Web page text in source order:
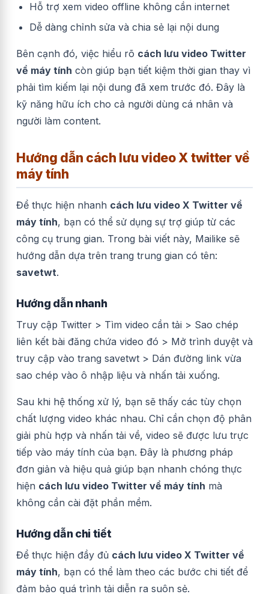
Hỗ trợ xem video offline không cần internet
Dễ dàng chỉnh sửa và chia sẻ lại nội dung
Bên cạnh đó, việc hiểu rõ cách lưu video Twitter
về máy tính còn giúp bạn tiết kiệm thời gian thay vì
phải tìm kiếm lại nội dung đã xem trước đó. Đây là
kỹ năng hữu ích cho cả người dùng cá nhân và
người làm content.
Hướng dẫn cách lưu video X twitter về
máy tính
Để thực hiện nhanh cách lưu video X Twitter về
máy tính, bạn có thể sử dụng sự trợ giúp từ các
công cụ trung gian. Trong bài viết này, Mailike sẽ
hướng dẫn dựa trên trang trung gian có tên:
savetwt.
Hướng dẫn nhanh
Truy cập Twitter > Tìm video cần tải > Sao chép
liên kết bài đăng chứa video đó > Mở trình duyệt và
truy cập vào trang savetwt > Dán đường link vừa
sao chép vào ô nhập liệu và nhấn tải xuống.
Sau khi hệ thống xử lý, bạn sẽ thấy các tùy chọn
chất lượng video khác nhau. Chỉ cần chọn độ phân
giải phù hợp và nhấn tải về, video sẽ được lưu trực
tiếp vào máy tính của bạn. Đây là phương pháp
đơn giản và hiệu quả giúp bạn nhanh chóng thực
hiện cách lưu video Twitter về máy tính mà
không cần cài đặt phần mềm.
Hướng dẫn chi tiết
Để thực hiện đầy đủ cách lưu video X Twitter về
máy tính, bạn có thể làm theo các bước chi tiết để
đảm bảo quá trình tải diễn ra suôn sẻ.